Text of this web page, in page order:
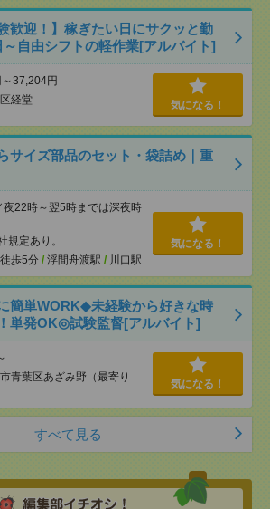
歓迎！】稼ぎたい日にサクッと勤
自由シフトの軽作業[アルバイト]
37,204円
経堂 気になる！
サイズ部品のセット・袋詰め｜重
夜22時～翌5時までは深夜時
規定あり。
歩5分 / 浮間舟渡駅 / 川口駅
気になる！
簡単WORK◆未経験から好きな時
単発OK◎試験監督[アルバイト]
青葉区あざみ野（最寄り
気になる！
すべて見る